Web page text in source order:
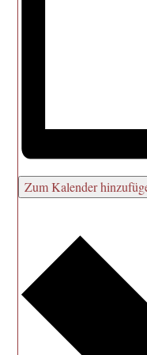
Zum Kalender